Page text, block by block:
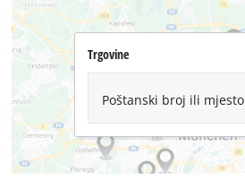
Trgovine
Poštanski broj ili mjesto